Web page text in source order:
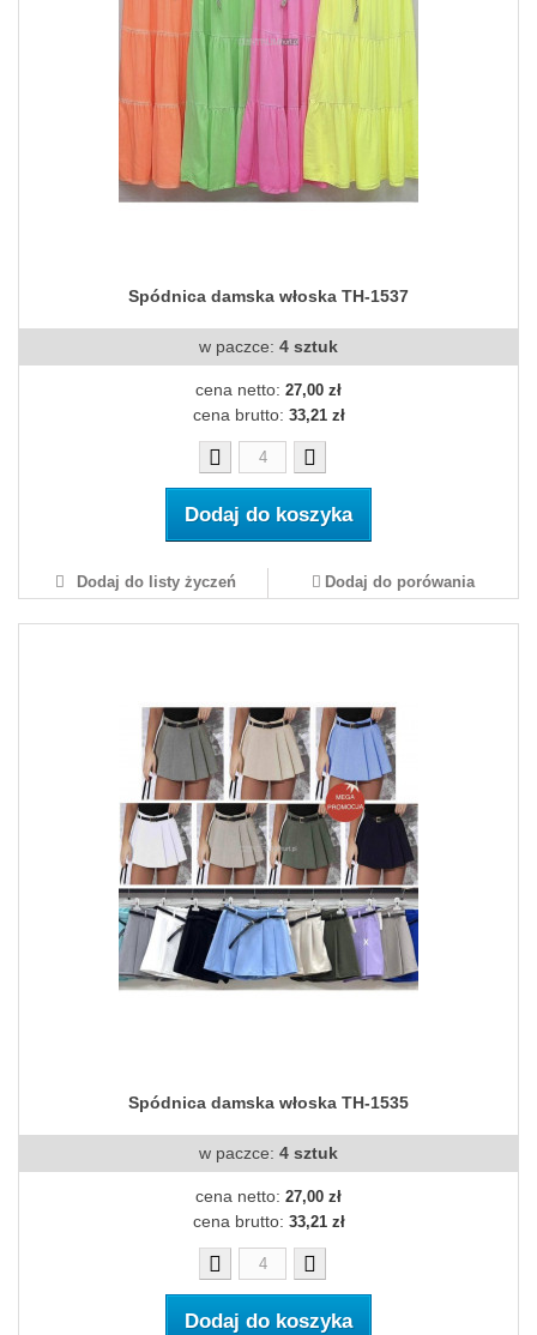
Spódnica damska włoska TH-1537
w paczce: 4 sztuk
cena netto: 27,00 zł
cena brutto: 33,21 zł
Dodaj do koszyka
Dodaj do listy życzeń Dodaj do porówania
Spódnica damska włoska TH-1535
w paczce: 4 sztuk
cena netto: 27,00 zł
cena brutto: 33,21 zł
Dodaj do koszyka